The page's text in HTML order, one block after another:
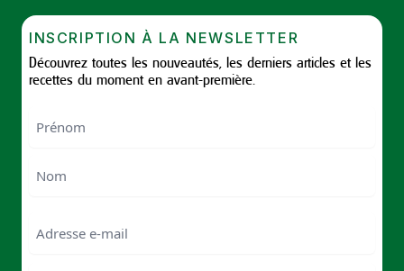
INSCRIPTION À LA NEWSLETTER
Découvrez toutes les nouveautés, les derniers articles et les
recettes du moment en avant-première.